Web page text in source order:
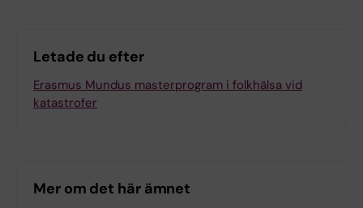
Letade du efter
Erasmus Mundus masterprogram i folkhälsa vid
katastrofer
Mer om det här ämnet